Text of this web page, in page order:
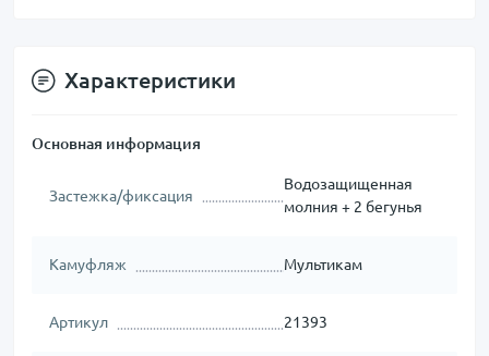
Характеристики
Основная информация
Застежка/фиксация
Водозащищенная
молния + 2 бегунья
Камуфляж Мультикам
Артикул 21393